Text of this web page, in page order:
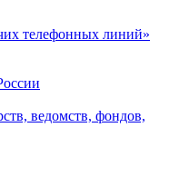
телефонных линий»
ведомств, фондов,